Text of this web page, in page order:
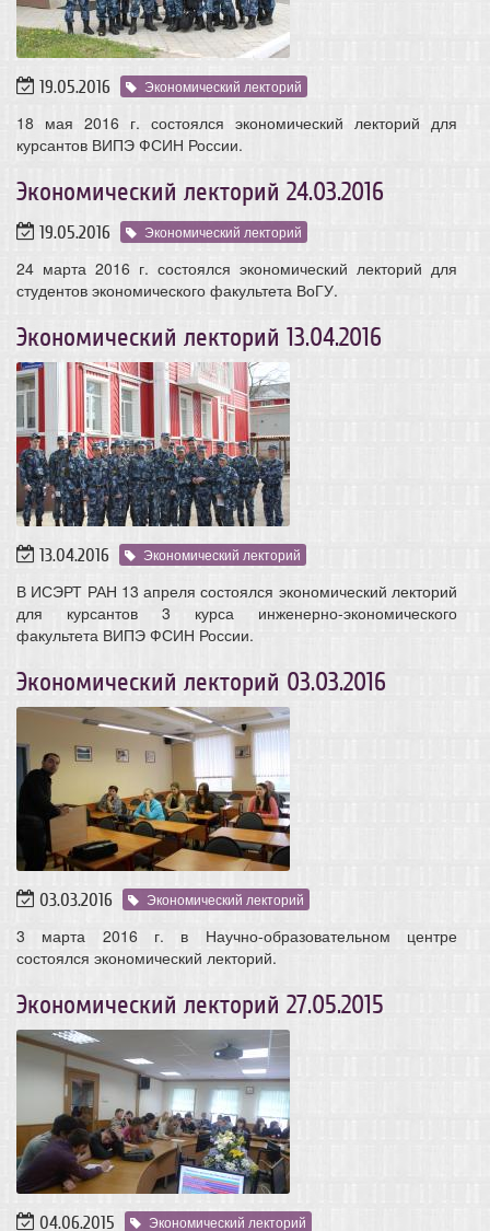
19.05.2016 Экономический лекторий
18 мая 2016 г. состоялся экономический лекторий для
курсантов ВИПЭ ФСИН России.
Экономический лекторий 24.03.2016
19.05.2016 Экономический лекторий
24 марта 2016 г. состоялся экономический лекторий для
студентов экономического факультета ВоГУ.
Экономический лекторий 13.04.2016
13.04.2016 Экономический лекторий
В ИСЭРТ РАН 13 апреля состоялся экономический лекторий
для курсантов 3 курса инженерно-экономического
факультета ВИПЭ ФСИН России.
Экономический лекторий 03.03.2016
03.03.2016 Экономический лекторий
3 марта 2016 г. в Научно-образовательном центре
состоялся экономический лекторий.
Экономический лекторий 27.05.2015
04.06.2015 Экономический лекторий